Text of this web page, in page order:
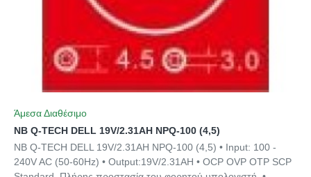
Άμεσα Διαθέσιμο
NB Q-TECH DELL 19V/2.31AH NPQ-100 (4,5)
NB Q-TECH DELL 19V/2.31AH NPQ-100 (4,5) • Input: 100 -
240V AC (50-60Hz) • Output:19V/2.31AH • OCP OVP OTP SCP